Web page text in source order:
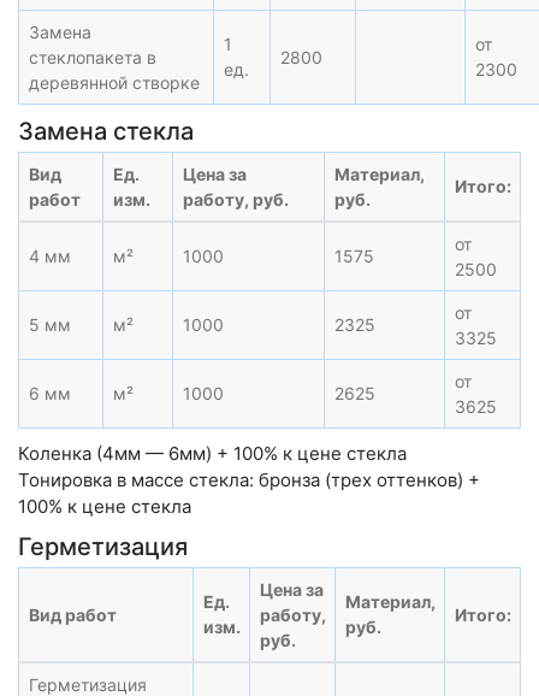
Замена
стеклопакета в
деревянной створке
1
ед.
2800
от
2300
Замена стекла
Вид
работ
Ед.
изм.
Цена за
работу, руб.
Материал,
руб.
Итого:
4 мм м² 1000 1575
от
2500
5 мм м² 1000 2325
от
3325
6 мм м² 1000 2625
от
3625
Коленка (4мм — 6мм) + 100% к цене стекла
Тонировка в массе стекла: бронза (трех оттенков) +
100% к цене стекла
Герметизация
Вид работ
Ед.
изм.
Цена за
работу,
руб.
Материал,
руб.
Итого:
Герметизация